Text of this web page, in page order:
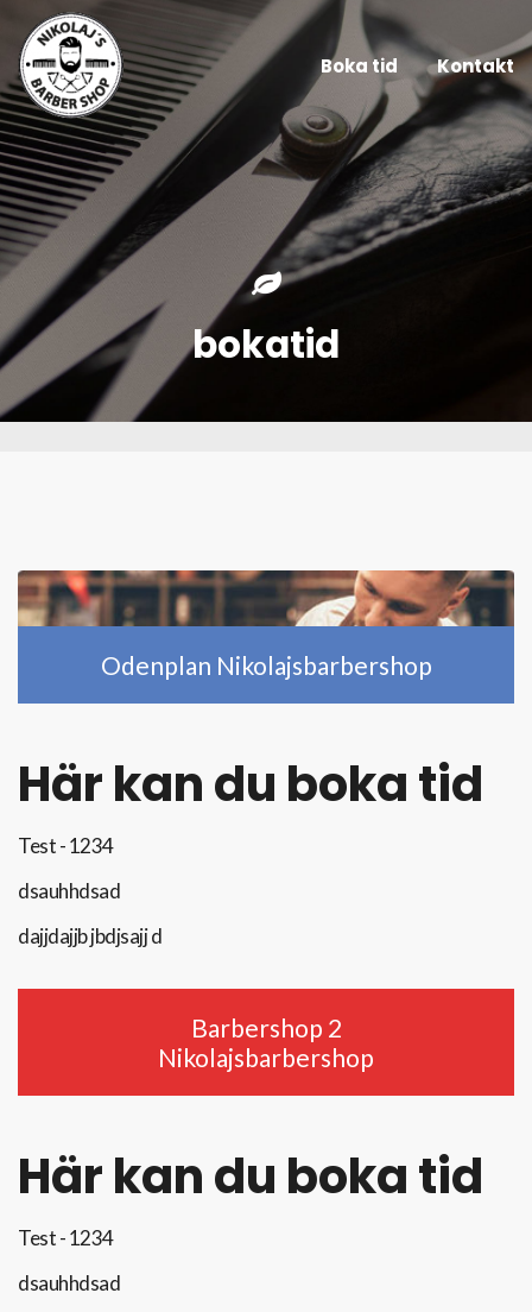
Boka tid Kontakt
bokatid
Odenplan Nikolajsbarbershop
Här kan du boka tid
Test - 1234
dsauhhdsad
dajjdajjb jbdjsajj d
Barbershop 2
Nikolajsbarbershop
Här kan du boka tid
Test - 1234
dsauhhdsad